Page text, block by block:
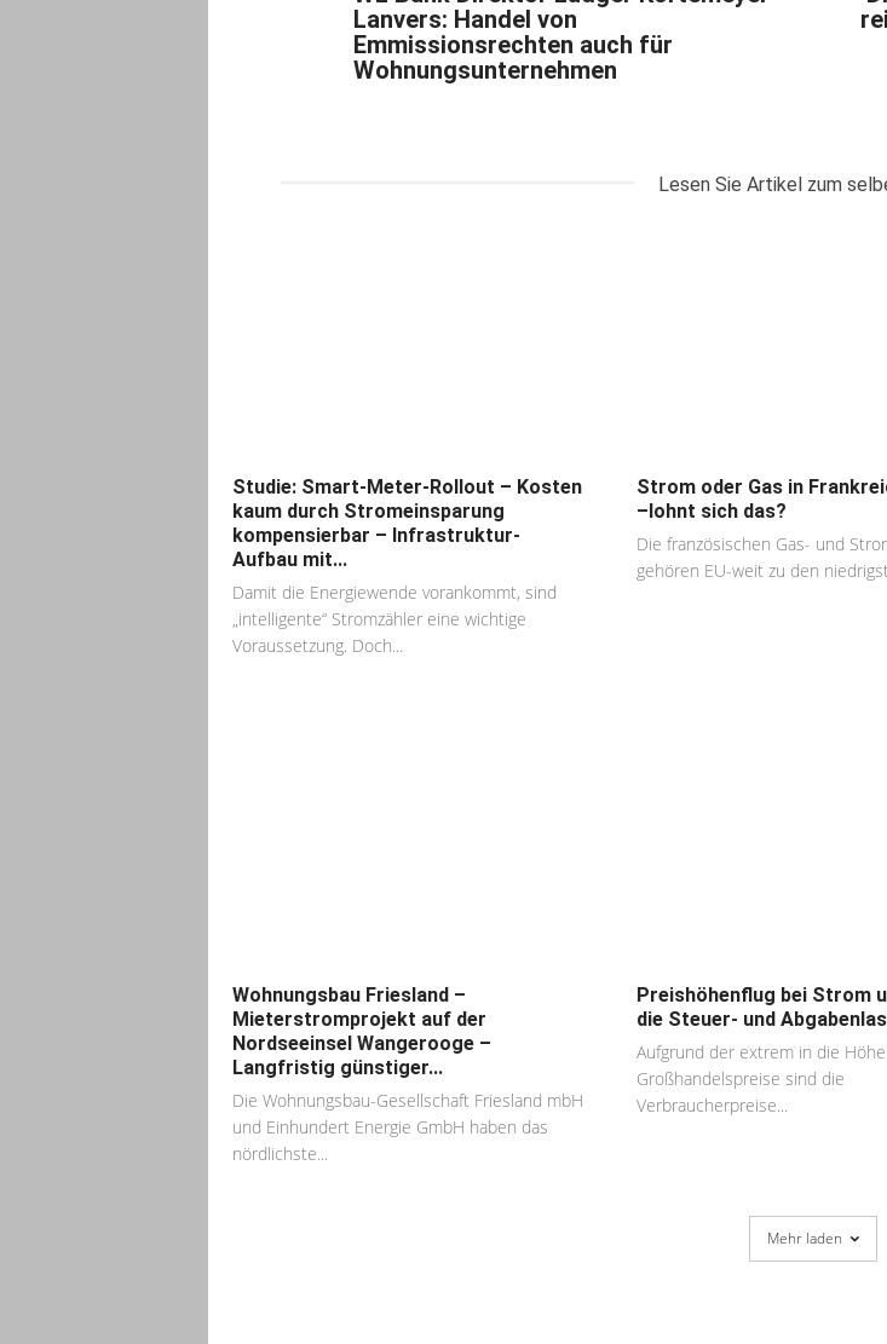
Lanvers: Handel von
Emmissionsrechten auch für
Wohnungsunternehmen
Lesen Sie Artikel zum
Studie: Smart-Meter-Rollout – Kosten
kaum durch Stromeinsparung
kompensierbar – Infrastruktur-
Aufbau mit...
Damit die Energiewende vorankommt, sind
„intelligente“ Stromzähler eine wichtige
Voraussetzung. Doch...
Strom oder Gas in
–lohnt sich das?
Die französischen Gas- und
gehören EU-weit zu den
Wohnungsbau Friesland –
Mieterstromprojekt auf der
Nordseeinsel Wangerooge –
Langfristig günstiger...
Die Wohnungsbau-Gesellschaft Friesland mbH
und Einhundert Energie GmbH haben das
nördlichste...
Preishöhenflug bei Strom
die Steuer- und
Aufgrund der extrem in die
Großhandelspreise sind die
Verbraucherpreise...
Mehr laden